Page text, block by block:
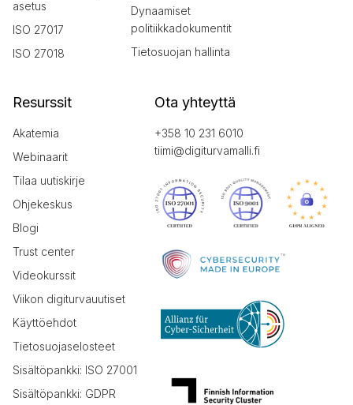
asetus
ISO 27017
ISO 27018
Dynaamiset
politiikkadokumentit
Tietosuojan hallinta
Resurssit
Akatemia
Webinaarit
Tilaa uutiskirje
Ohjekeskus
Blogi
Trust center
Videokurssit
Viikon digiturvauutiset
Käyttöehdot
Tietosuojaselosteet
Sisältöpankki: ISO 27001
Sisältöpankki: GDPR
Ota yhteyttä
+358 10 231 6010
tiimi@digiturvamalli.fi